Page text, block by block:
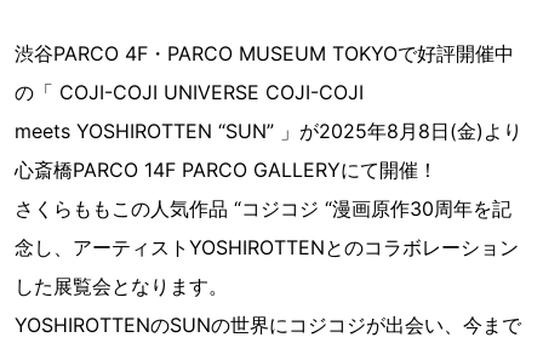
渋谷PARCO 4F・PARCO MUSEUM TOKYOで好評開催中
の「 COJI-COJI UNIVERSE COJI-COJI
meets YOSHIROTTEN “SUN” 」が2025年8月8日(金)より
心斎橋PARCO 14F PARCO GALLERYにて開催！
さくらももこの人気作品 “コジコジ “漫画原作30周年を記
念し、アーティストYOSHIROTTENとのコラボレーション
した展覧会となります。
YOSHIROTTENのSUNの世界にコジコジが出会い、今まで